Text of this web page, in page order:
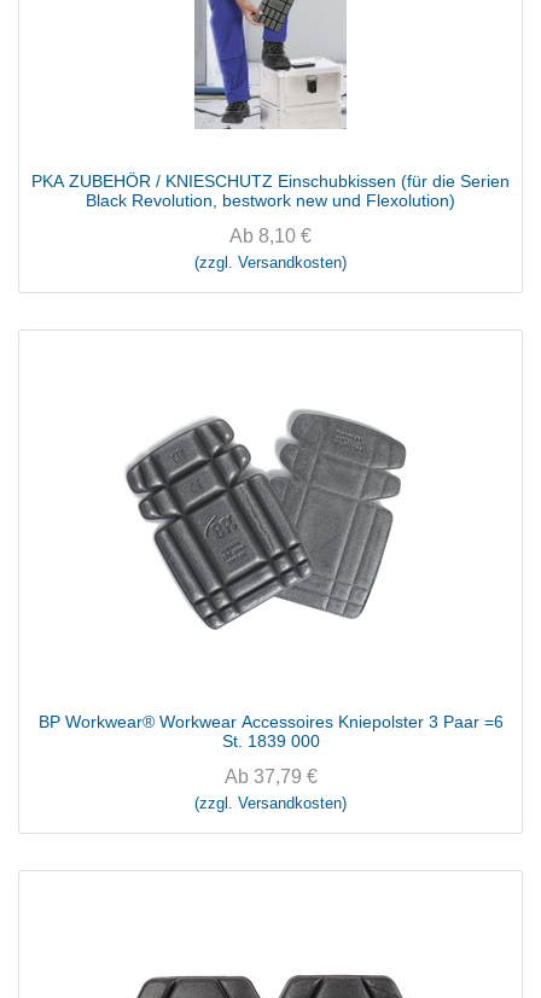
PKA ZUBEHÖR / KNIESCHUTZ Einschubkissen (für die Serien
Black Revolution, bestwork new und Flexolution)
Ab 8,10 €
(zzgl. Versandkosten)
BP Workwear® Workwear Accessoires Kniepolster 3 Paar =6
St. 1839 000
Ab 37,79 €
(zzgl. Versandkosten)